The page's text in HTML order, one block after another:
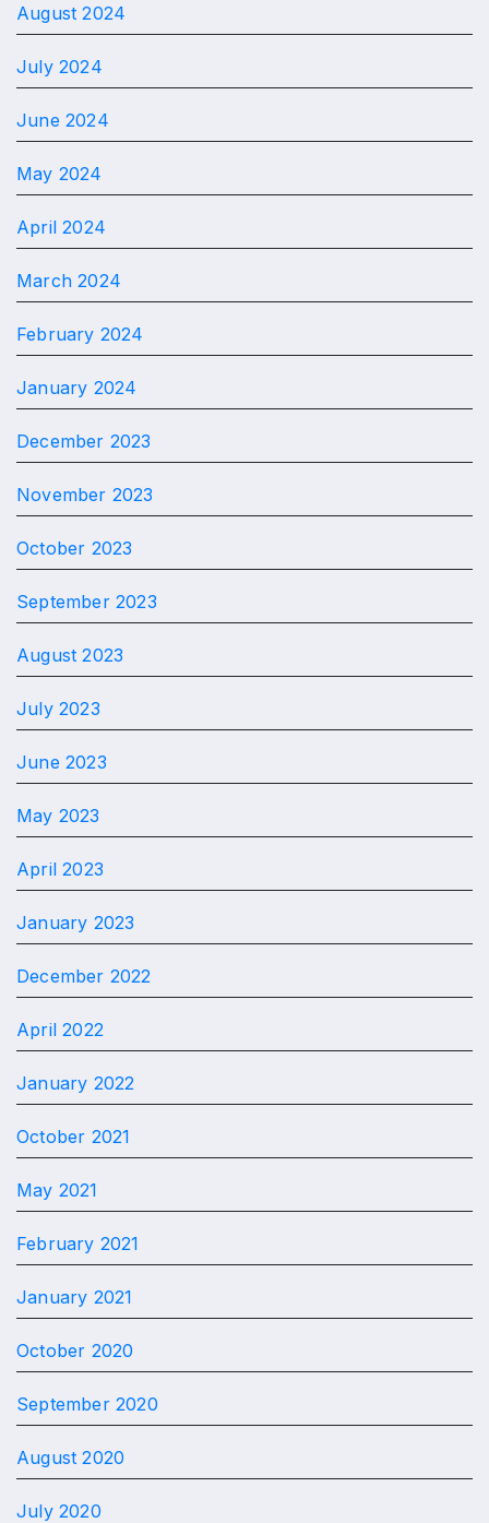
August 2024
July 2024
June 2024
May 2024
April 2024
March 2024
February 2024
January 2024
December 2023
November 2023
October 2023
September 2023
August 2023
July 2023
June 2023
May 2023
April 2023
January 2023
December 2022
April 2022
January 2022
October 2021
May 2021
February 2021
January 2021
October 2020
September 2020
August 2020
July 2020